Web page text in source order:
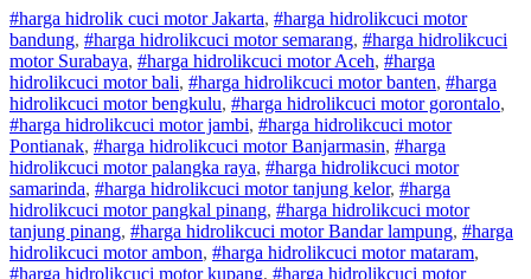
#harga hidrolik cuci motor Jakarta, #harga hidrolikcuci motor
bandung, #harga hidrolikcuci motorsemarang, #harga hidrolikcuci
motorSurabaya, #harga hidrolikcuci motorAceh, #harga
hidrolikcuci motorbali, #harga hidrolikcuci motorbanten, #harga
hidrolikcuci motorbengkulu, #harga hidrolikcuci motorgorontalo,
#harga hidrolikcuci motorjambi, #harga hidrolikcuci motor
Pontianak, #harga hidrolikcuci motorBanjarmasin, #harga
hidrolikcuci motorpalangka raya, #harga hidrolikcuci motor
samarinda, #harga hidrolikcuci motortanjung kelor, #harga
hidrolikcuci motorpangkal pinang, #harga hidrolikcuci motor
tanjung pinang, #harga hidrolikcuci motorBandar lampung, #harga
hidrolikcuci motorambon, #harga hidrolikcuci motormataram,
#harga hidrolikcuci motorkupang, #harga hidrolikcuci motor